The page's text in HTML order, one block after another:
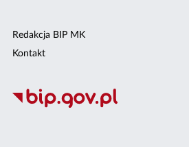
Redakcja BIP MK
Kontakt